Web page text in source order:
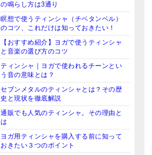
の鳴らし方は3通り
瞑想で使うティンシャ（チベタンベル）
のコツ、これだけは知っておきたい！
【おすすめ紹介】ヨガで使うティンシャ
と音楽の選び方のコツ
ティンシャ｜ヨガで使われるチーンとい
う音の意味とは？
セブンメタルのティンシャとは？その歴
史と現状を徹底解説
通販でも人気のティンシャ。その理由と
は
ヨガ用ティンシャを購入する前に知って
おきたい３つのポイント